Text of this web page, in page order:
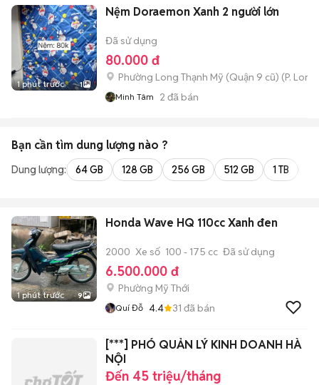
1 phút trước 1
Nệm Doraemon Xanh 2 người lớn
Đã sử dụng
80.000 đ
Phường Long Thạnh Mỹ (Quận 9 cũ) (P.
Minh Tâm 2 đã bán
Bạn cần tìm dung lượng nào ?
Dung lượng: 64 GB 128 GB 256 GB 512 GB 1 TB
1 phút trước 9
Honda Wave HQ 110cc Xanh đen
2000 Xe số 100 - 175 cc Đã sử dụng
6.500.000 đ
Phường Mỹ Thới
Quí Đỗ 4.4 31 đã bán
[***] PHÓ QUẢN LÝ KINH DOANH HÀ
NỘI
Đến 45 triệu/tháng